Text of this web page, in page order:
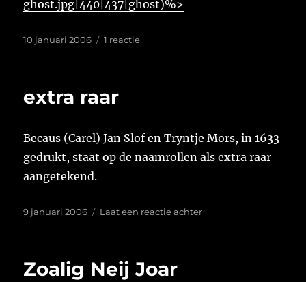
ghost.jpg|440|437|ghost)%>
Geplaatst
10 januari 2006 1 reactieop
1967
extra raar
Becaus (Carel) Jan Slof en Tryntje Mors, in 1633
gedrukt, staat op de naamrollen als extra raar
aangetekend.
Geplaatst
9 januari 2006 Laat een reactie achterop
Zoalig Neij Joar